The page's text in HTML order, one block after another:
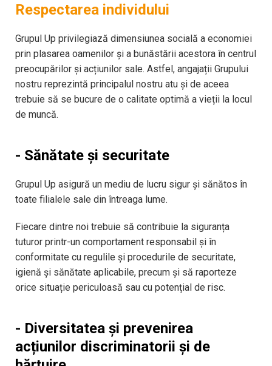
Respectarea individului
Grupul Up privilegiază dimensiunea socială a economiei
prin plasarea oamenilor și a bunăstării acestora în centrul
preocupărilor și acțiunilor sale. Astfel, angajații Grupului
nostru reprezintă principalul nostru atu și de aceea
trebuie să se bucure de o calitate optimă a vieții la locul
de muncă.
- Sănătate și securitate
Grupul Up asigură un mediu de lucru sigur și sănătos în
toate filialele sale din întreaga lume.
Fiecare dintre noi trebuie să contribuie la siguranța
tuturor printr-un comportament responsabil şi în
conformitate cu regulile și procedurile de securitate,
igienă și sănătate aplicabile, precum și să raporteze
orice situație periculoasă sau cu potențial de risc.
- Diversitatea și prevenirea
acțiunilor discriminatorii și de